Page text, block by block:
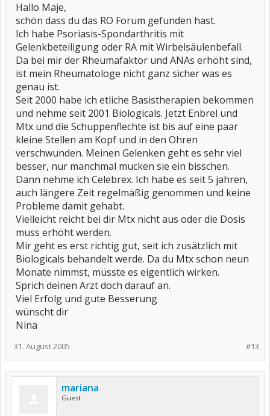
Hallo Maje,
schön dass du das RO Forum gefunden hast.
Ich habe Psoriasis-Spondarthritis mit
Gelenkbeteiligung oder RA mit Wirbelsäulenbefall.
Da bei mir der Rheumafaktor und ANAs erhöht sind,
ist mein Rheumatologe nicht ganz sicher was es
genau ist.
Seit 2000 habe ich etliche Basistherapien bekommen
und nehme seit 2001 Biologicals. Jetzt Enbrel und
Mtx und die Schuppenflechte ist bis auf eine paar
kleine Stellen am Kopf und in den Ohren
verschwunden. Meinen Gelenken geht es sehr viel
besser, nur manchmal mucken sie ein bisschen.
Dann nehme ich Celebrex. Ich habe es seit 5 jahren,
auch längere Zeit regelmäßig genommen und keine
Probleme damit gehabt.
Vielleicht reicht bei dir Mtx nicht aus oder die Dosis
muss erhöht werden.
Mir geht es erst richtig gut, seit ich zusätzlich mit
Biologicals behandelt werde. Da du Mtx schon neun
Monate nimmst, müsste es eigentlich wirken.
Sprich deinen Arzt doch darauf an.
Viel Erfolg und gute Besserung
wünscht dir
Nina
#13
31. August 2005
mariana
Guest